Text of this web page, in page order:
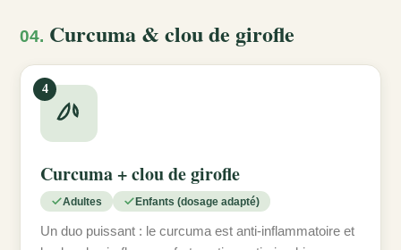
04. Curcuma & clou de girofle
4
Curcuma + clou de girofle
Adultes Enfants (dosage adapté)
Un duo puissant : le curcuma est anti-inflammatoire et